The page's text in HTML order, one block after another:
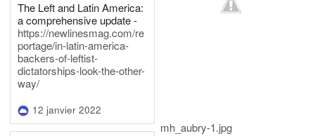
The Left and Latin America:
a comprehensive update -
https://newlinesmag.com/re
portage/in-latin-america-
backers-of-leftist-
dictatorships-look-the-other-
way/
12 janvier 2022
mh_aubry-1.jpg